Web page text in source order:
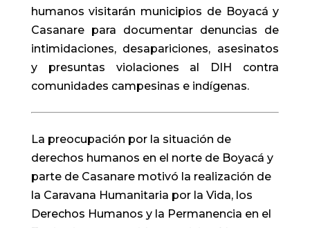
humanos visitarán municipios de Boyacá y
Casanare para documentar denuncias de
intimidaciones, desapariciones, asesinatos
y presuntas violaciones al DIH contra
comunidades campesinas e indígenas.
La preocupación por la situación de
derechos humanos en el norte de Boyacá y
parte de Casanare motivó la realización de
la Caravana Humanitaria por la Vida, los
Derechos Humanos y la Permanencia en el